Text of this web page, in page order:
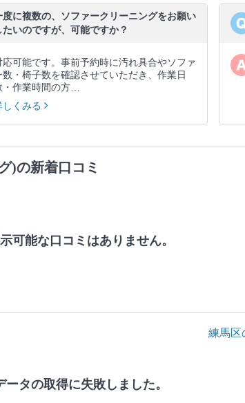
度に複数の、ソファークリーニングをお願い
たいのですが、可能ですか？
応可能です。事前予約時に汚れ具合やソファ
数・椅子数を確認させていただき、作業日
・作業時間の方…
しくみる
)の新着口コミ
可能な口コミはありません。
練馬区
ータの取得に失敗しました。